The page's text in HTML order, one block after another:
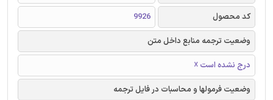
کد محصول
9926
وضعیت ترجمه منابع داخل متن
درج نشده است ☓
وضعیت فرمولها و محاسبات در فایل ترجمه